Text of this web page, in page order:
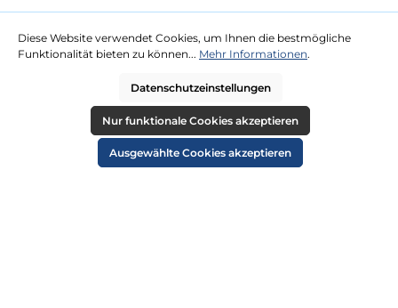
Lieferung
Zahlung
RECHTLICHES
Diese Website verwendet Cookies, um Ihnen die bestmögliche
Funktionalität bieten zu können... Mehr Informationen.
Datenschutzeinstellungen
Nur funktionale Cookies akzeptieren
Ausgewählte Cookies akzeptieren